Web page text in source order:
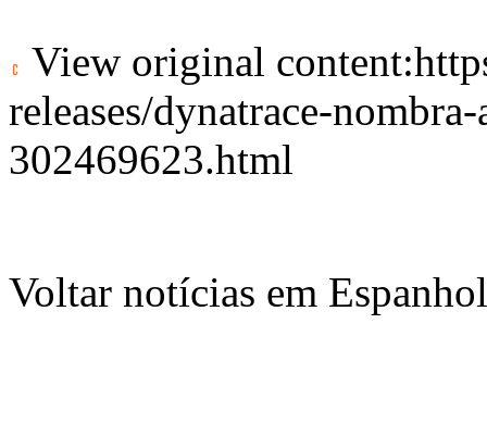
View original content:
releases/dynatrace-
302469623.html
Voltar notícias em Espanhol